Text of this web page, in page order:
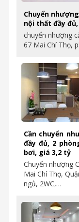
Chuyển
nội thất đầy
chuyển nhượng
67 Mai Chí Thọ,
Cần chuyển
đầy đủ, 2
bơi, giá 3,2 tỷ
Chuyển nhượng
Mai Chí Thọ,
ngủ, 2WC,…